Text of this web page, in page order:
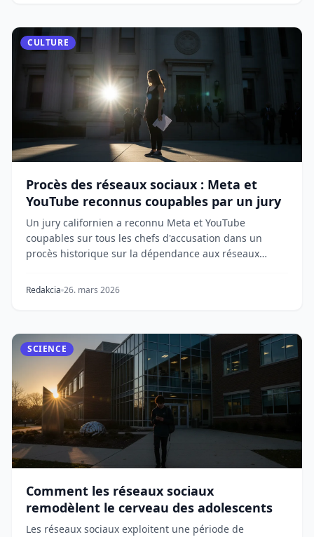
CULTURE
Procès des réseaux sociaux : Meta et
YouTube reconnus coupables par un jury
Un jury californien a reconnu Meta et YouTube
coupables sur tous les chefs d'accusation dans un
procès historique sur la dépendance aux réseaux
Redakcia 26. mars 2026
SCIENCE
Comment les réseaux sociaux
remodèlent le cerveau des adolescents
Les réseaux sociaux exploitent une période de